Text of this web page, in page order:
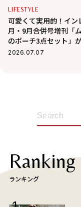
LIFESTYLE
可愛くて実用的！イン
月・9月合併号増刊「
のポーチ3点セット」
なくなる活用術
2026.07.07
Ranking
ランキング